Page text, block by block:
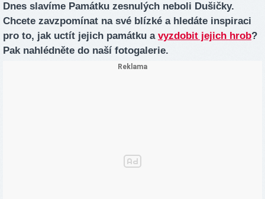
Dnes slavíme Památku zesnulých neboli Dušičky.
Chcete zavzpomínat na své blízké a hledáte inspiraci
pro to, jak uctít jejich památku a vyzdobit jejich hrob?
Pak nahlédněte do naší fotogalerie.